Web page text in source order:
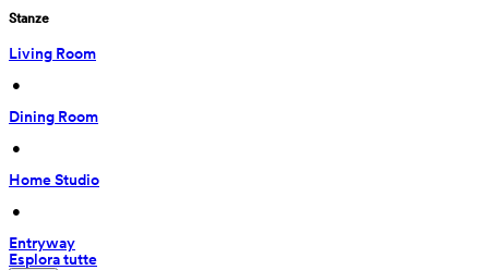
Stanze
Living Room
•
Dining Room
•
Home Studio
•
Entryway
Esplora tutte